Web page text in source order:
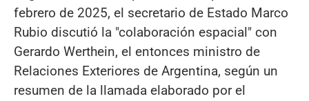
febrero de 2025, el secretario de Estado Marco
Rubio discutió la "colaboración espacial" con
Gerardo Werthein, el entonces ministro de
Relaciones Exteriores de Argentina, según un
resumen de la llamada elaborado por el